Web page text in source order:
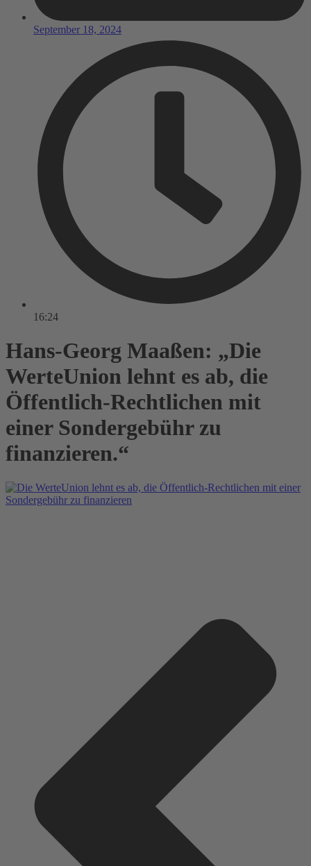
September 18, 2024
16:24
Hans-Georg Maaßen: „Die
WerteUnion lehnt es ab, die
Öffentlich-Rechtlichen mit
einer Sondergebühr zu
finanzieren.“